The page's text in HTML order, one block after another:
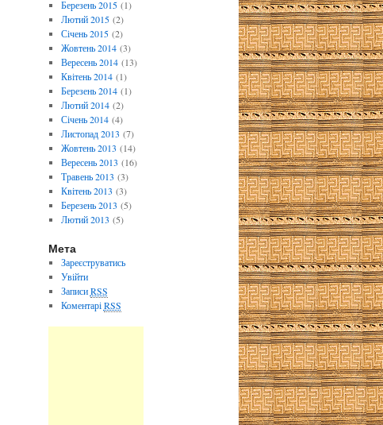
Березень 2015(1)
Лютий 2015(2)
Січень 2015(2)
Жовтень 2014(3)
Вересень 2014(13)
Квітень 2014(1)
Березень 2014(1)
Лютий 2014(2)
Січень 2014(4)
Листопад 2013 (7)
Жовтень 2013 (14)
Вересень 2013 (16)
Травень 2013 (3)
Квітень 2013 (3)
Березень 2013 (5)
Лютий 2013 (5)
Мета
Зареєструватись
Увійти
ЗаписиRSS
КоментаріRSS